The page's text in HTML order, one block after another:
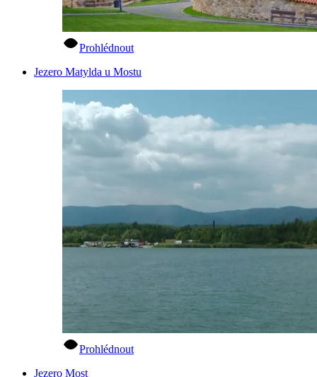
Prohlédnout
Jezero Matylda u Mostu
Prohlédnout
Jezero Most